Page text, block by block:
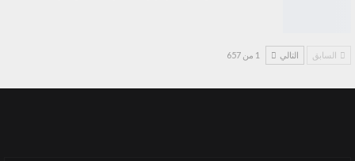
السابق التالي 1 من 657